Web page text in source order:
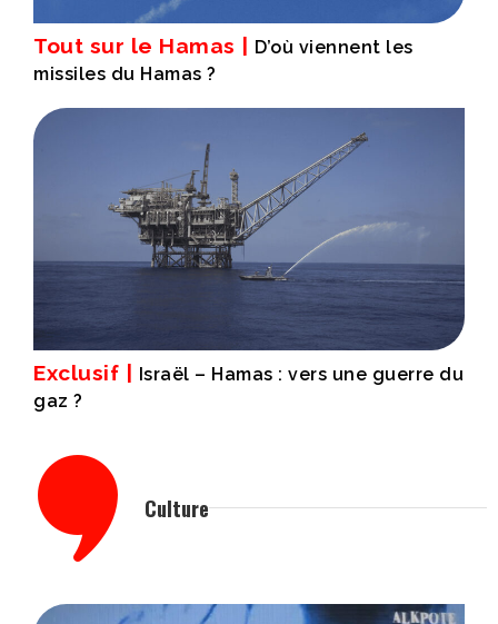
Tout sur le Hamas | D’où viennent les
missiles du Hamas ?
Exclusif |
Israël – Hamas : vers une guerre du
gaz ?
Culture